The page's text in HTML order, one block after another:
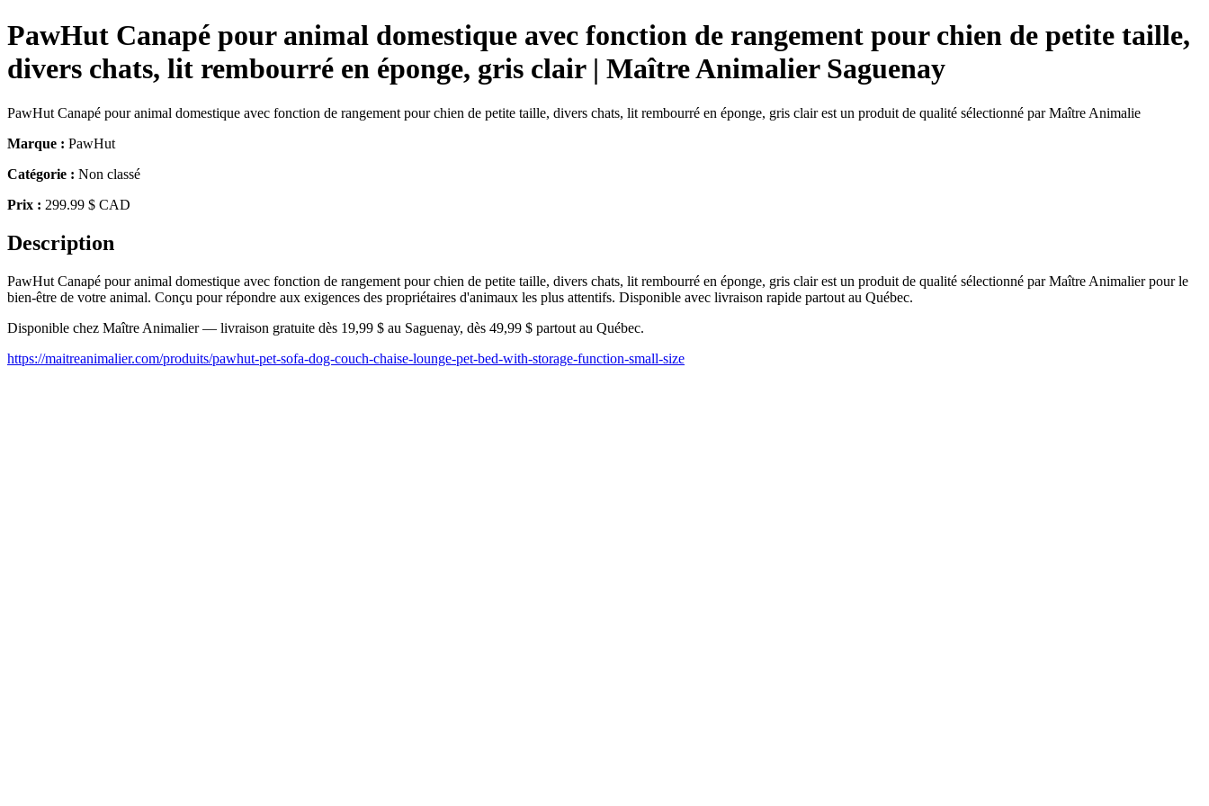
PawHut Canapé pour animal domestique avec fonction de rangement pour chien de petite taille,
divers chats, lit rembourré en éponge, gris clair | Maître Animalier Saguenay
PawHut Canapé pour animal domestique avec fonction de rangement pour chien de petite taille, divers chats, lit rembourré en éponge, gris clair est un produit de qualité sélectionné par Maître Animalie
Marque : PawHut
Catégorie : Non classé
Prix : 299.99 $ CAD
Description
PawHut Canapé pour animal domestique avec fonction de rangement pour chien de petite taille, divers chats, lit rembourré en éponge, gris clair est un produit de qualité sélectionné par Maître Animalier pour le
bien-être de votre animal. Conçu pour répondre aux exigences des propriétaires d'animaux les plus attentifs. Disponible avec livraison rapide partout au Québec.
Disponible chez Maître Animalier — livraison gratuite dès 19,99 $ au Saguenay, dès 49,99 $ partout au Québec.
https://maitreanimalier.com/produits/pawhut-pet-sofa-dog-couch-chaise-lounge-pet-bed-with-storage-function-small-size